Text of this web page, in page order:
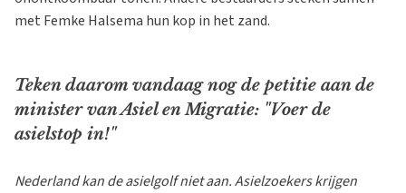
met Femke Halsema hun kop in het zand.
Teken daarom vandaag nog de petitie aan de
minister van Asiel en Migratie: "Voer de
asielstop in!"
Nederland kan de asielgolf niet aan. Asielzoekers krijgen